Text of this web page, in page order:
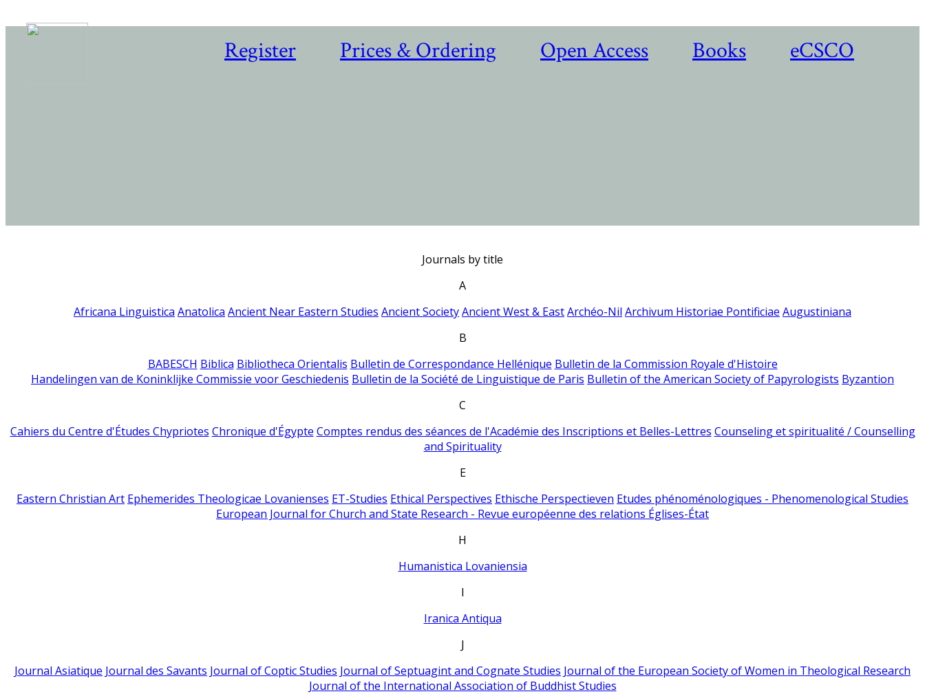
Register Prices & Ordering Open Access Books eCSCO
Journals by title
A
Africana Linguistica Anatolica Ancient Near Eastern Studies Ancient SocietyAncient West & EastArchéo-Nil Archivum Historiae Pontificiae Augustiniana
B
BABESCH Biblica Bibliotheca Orientalis Bulletin de Correspondance Hellénique Bulletin de la Commission Royale d'Histoire
Handelingen van de Koninklijke Commissie voor Geschiedenis Bulletin de la Société de Linguistique de Paris Bulletin of the American Society of Papyrologists Byzantion
C
Cahiers du Centre d'Études Chypriotes Chronique d'Égypte Comptes rendus des séances de l'Académie des Inscriptions et Belles-Lettres Counseling et spiritualité / Counselling
and Spirituality
E
Eastern Christian Art Ephemerides Theologicae Lovanienses ET-Studies Ethical Perspectives Ethische Perspectieven Etudes phénoménologiques - Phenomenological Studies
European Journal for Church and State Research - Revue européenne des relations Églises-État
H
Humanistica Lovaniensia
I
Iranica Antiqua
J
Journal Asiatique Journal des Savants Journal of Coptic Studies Journal of Septuagint and Cognate Studies Journal of the European Society of Women in Theological Research
Journal of the International Association of Buddhist Studies